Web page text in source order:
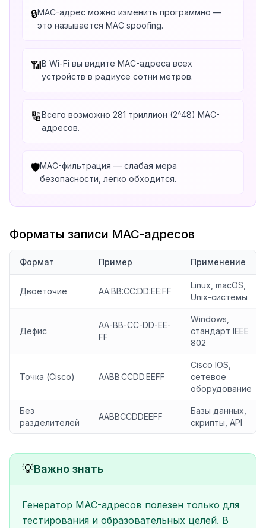
🔒MAC-адрес можно изменить программно —
это называется MAC spoofing.
📶В Wi-Fi вы видите MAC-адреса всех
устройств в радиусе сотни метров.
🔢Всего возможно 281 триллион (2^48) MAC-
адресов.
🛡️MAC-фильтрация — слабая мера
безопасности, легко обходится.
Форматы записи MAC-адресов
Формат Пример Применение
Двоеточие AA:BB:CC:DD:EE:FF
Linux, macOS,
Unix-системы
Дефис
AA-BB-CC-DD-EE-
FF
Windows,
стандарт IEEE
802
Точка (Cisco) AABB.CCDD.EEFF
Cisco IOS,
сетевое
оборудование
Без
разделителей
AABBCCDDEEFF
Базы данных,
скрипты, API
💡Важно знать
Генератор MAC-адресов полезен только для
тестирования и образовательных целей. В